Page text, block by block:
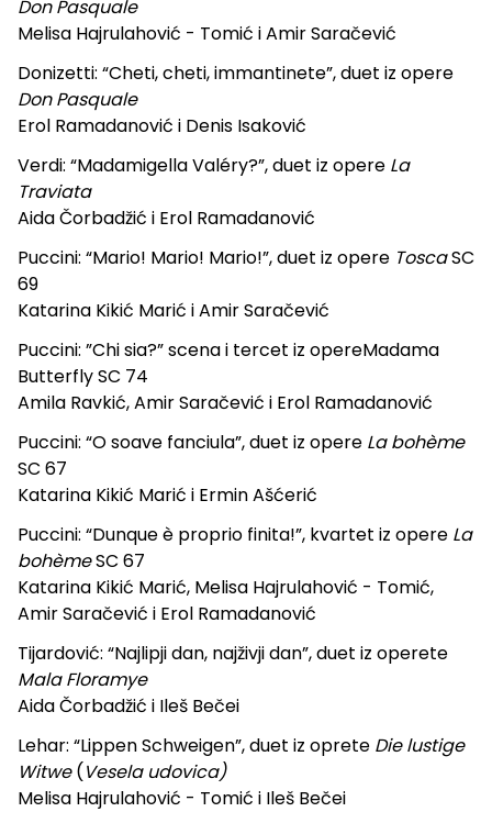
Don Pasquale
Melisa Hajrulahović - Tomić i Amir Saračević
Donizetti: “Cheti, cheti, immantinete”, duet iz opere
Don Pasquale
Erol Ramadanović i Denis Isaković
Verdi: “Madamigella Valéry?”, duet iz opere La
Traviata
Aida Čorbadžić i Erol Ramadanović
Puccini: “Mario! Mario! Mario!”, duet iz opere ToscaSC
69
Katarina Kikić Marić i Amir Saračević
Puccini: ”Chi sia?” scena i tercet iz opereMadama
Butterfly SC 74
Amila Ravkić, Amir Saračević i Erol Ramadanović
Puccini: “O soave fanciula”, duet iz opere La bohème
SC 67
Katarina Kikić Marić i Ermin Ašćerić
Puccini: “Dunque è proprio finita!”, kvartet iz opere La
bohèmeSC 67
Katarina Kikić Marić, Melisa Hajrulahović - Tomić,
Amir Saračević i Erol Ramadanović
Tijardović: “Najlipji dan, najživji dan”, duet iz operete
Mala Floramye
Aida Čorbadžić i Ileš Bečei
Lehar: “Lippen Schweigen”, duet iz oprete Die lustige
Witwe(Vesela udovica)
Melisa Hajrulahović - Tomić i Ileš Bečei